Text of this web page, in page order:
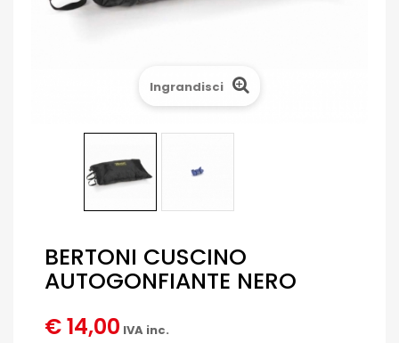
Ingrandisci
BERTONI CUSCINO
AUTOGONFIANTE NERO
€ 14,00 IVA inc.